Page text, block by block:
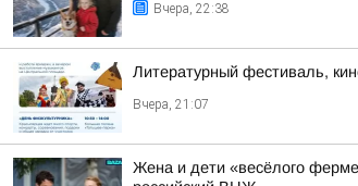
Вчера, 22:38
Литературный фестиваль,
Вчера, 21:07
Жена и дети «весёлого